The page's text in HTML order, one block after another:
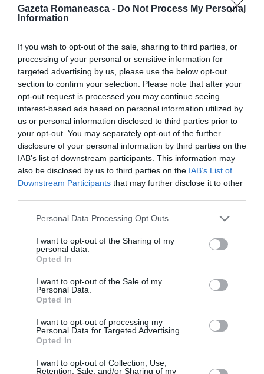
Gazeta Romaneasca - Do Not Process My Personal
Information
If you wish to opt-out of the sale, sharing to third parties, or
processing of your personal or sensitive information for
targeted advertising by us, please use the below opt-out
section to confirm your selection. Please note that after your
opt-out request is processed you may continue seeing
interest-based ads based on personal information utilized by
us or personal information disclosed to third parties prior to
your opt-out. You may separately opt-out of the further
disclosure of your personal information by third parties on the
IAB’s list of downstream participants. This information may
also be disclosed by us to third parties on the IAB’s List of
Downstream Participants that may further disclose it to other
Personal Data Processing Opt Outs
I want to opt-out of the Sharing of my
personal data.
Opted In
I want to opt-out of the Sale of my
Personal Data.
Opted In
I want to opt-out of processing my
Personal Data for Targeted Advertising.
Opted In
I want to opt-out of Collection, Use,
Retention, Sale, and/or Sharing of my
HOTĂRÂRE:
Art.1 Se aprobă lista ţărilor/zonelor/teritoriilor de
risc epidemiologic ridicat pentru care se instituie
măsura carantinării asupra persoanelor care
sosesc în România din acestea, prevăzută în anexă.
Art.2 (1) Se propune reluarea activităţii pieţelor
agroalimentare organizate în spaţii închise.
(2) În vederea limitării răspândirii infecţiilor cu SARS-
CoV-2, organizarea şi desfăşurarea activităţii
pieţelor agroalimentare, inclusiv a celor volante, se
realizează în condiţiile stabilite prin ordin comun al
Ministrului Lucrărilor Publice, Dezvoltării şi
preşedintelui Autorităţii Naţionale Sanitar-Veterinară
şi pentru Siguranţa Alimentelor.
Art. 3 Hotărârea Comitetului Naţional pentru Situaţii